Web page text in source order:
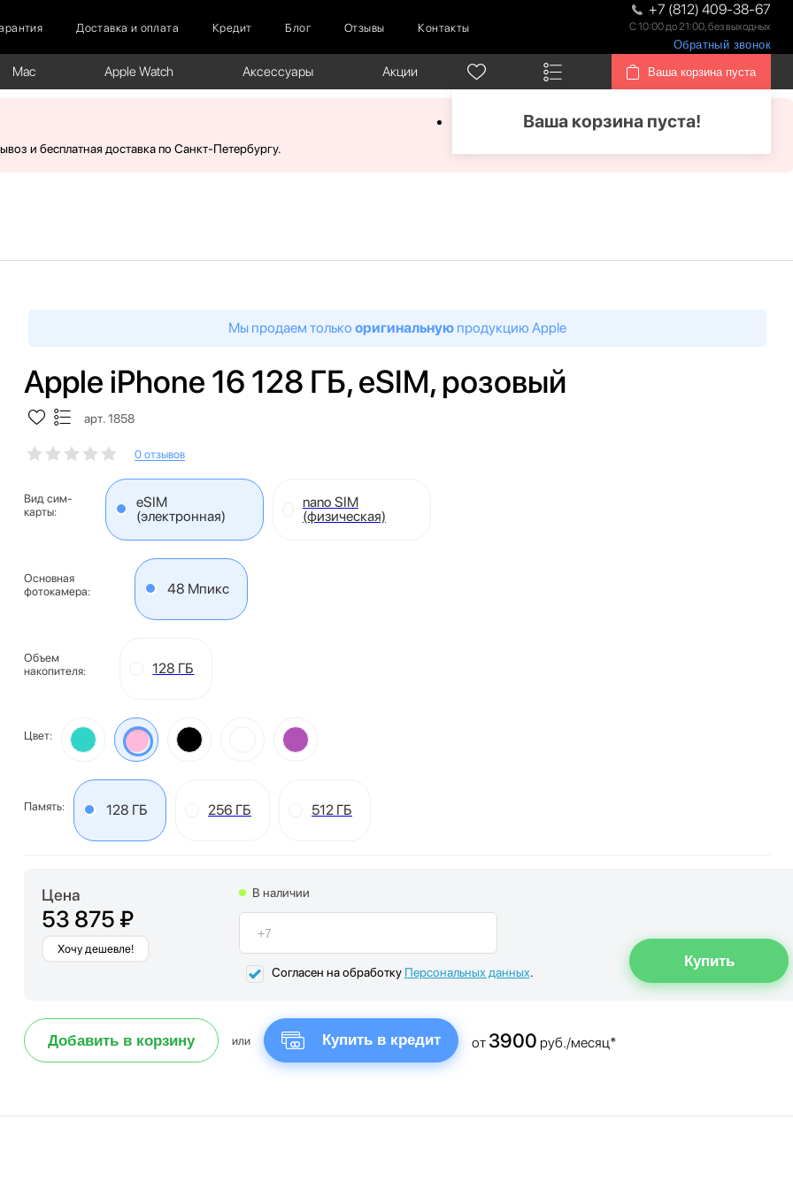
Доставка и оплата Кредит Блог Отзывы Контакты
+7 (812) 409-38-67
С 10:00 до 21:00, без выходных
Обратный звонок
Mac Apple Watch Аксессуары Акции Ваша корзина пуста
Ваша корзина пуста!
и бесплатная доставка по Санкт-Петербургу.
Мы продаем только оригинальную продукцию Apple
Apple iPhone 16 128 ГБ, eSIM, розовый
арт. 1858
0 отзывов
Вид сим-
карты:
eSIM
(электронная)
nano SIM
(физическая)
Основная
фотокамера:
48 Мпикс
Объем
накопителя:
128 ГБ
Цвет:
Память: 128 ГБ 256 ГБ 512 ГБ
Цена
53 875 ₽
Хочу дешевле!
В наличии
Согласен на обработку Персональных данных.
Добавить в корзину или Купить в кредит от 3900 руб./месяц*